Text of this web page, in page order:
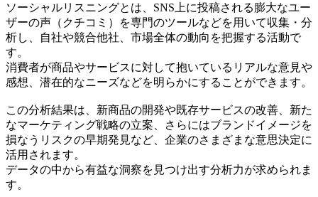
ソーシャルリスニングとは、SNS上に投稿される膨大なユー
ザーの声（クチコミ）を専門のツールなどを用いて収集・分
析し、自社や競合他社、市場全体の動向を把握する活動で
す。
消費者が商品やサービスに対して抱いているリアルな意見や
感想、潜在的なニーズなどを明らかにすることができます。
この分析結果は、新商品の開発や既存サービスの改善、新た
なマーケティング戦略の立案、さらにはブランドイメージを
損なうリスクの早期発見など、企業のさまざまな意思決定に
活用されます。
データの中から有益な洞察を見つけ出す分析力が求められま
す。